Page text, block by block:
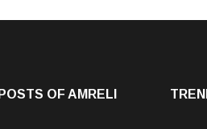
OF AMRELI